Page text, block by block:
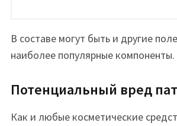
В составе могут быть и другие
наиболее популярные компоненты.
Потенциальный вред
Как и любые косметические